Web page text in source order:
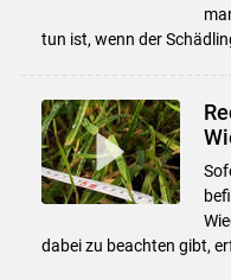
tun ist, wenn der
dabei zu beachten gibt,